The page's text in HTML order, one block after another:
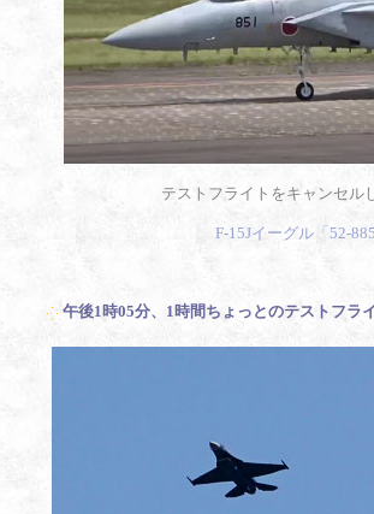
テストフライトをキャンセル
F-15Jイーグル「52-
午後1時05分、1時間ちょっとのテストフラ